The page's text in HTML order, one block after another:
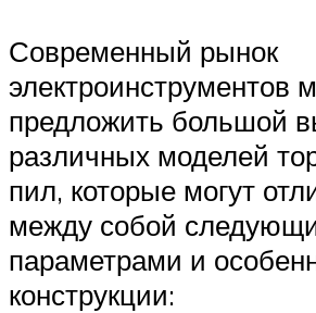
Современный рынок
электроинструментов
предложить большой
различных моделей
пил, которые могут
между собой
параметрами и
конструкции: